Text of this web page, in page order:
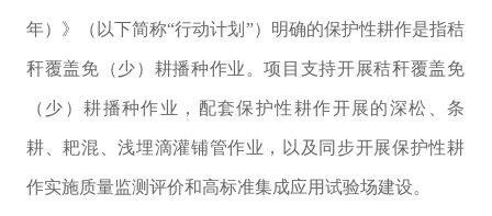
年）》（以下简称“行动计划”）明确的保护性耕作是指秸
秆覆盖免（少）耕播种作业 。项目 支持开展秸秆覆盖免
（少）耕播种作业，配套保护性耕作开展的深松、条
耕、耙混、浅埋滴灌铺管作业，以及同步开展保护性耕
作实施质量监测评价和高标准集成应用试验场建设。